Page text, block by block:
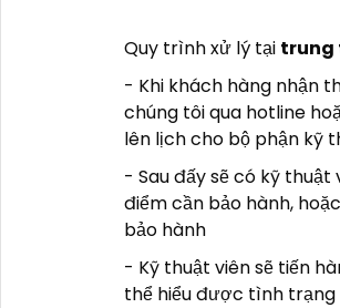
Quy trình xử lý tại trung
- Khi khách hàng nhận
chúng tôi qua hotline
lên lịch cho bộ phận kỹ
- Sau đấy sẽ có kỹ
điểm cần bảo hành,
bảo hành
- Kỹ thuật viên sẽ tiến
thể hiểu được tình